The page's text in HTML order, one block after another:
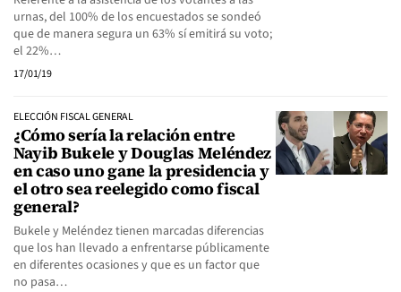
urnas, del 100% de los encuestados se sondeó
que de manera segura un 63% sí emitirá su voto;
el 22%…
17/01/19
ELECCIÓN FISCAL GENERAL
¿Cómo sería la relación entre
Nayib Bukele y Douglas Meléndez
en caso uno gane la presidencia y
el otro sea reelegido como fiscal
general?
Bukele y Meléndez tienen marcadas diferencias
que los han llevado a enfrentarse públicamente
en diferentes ocasiones y que es un factor que
no pasa…